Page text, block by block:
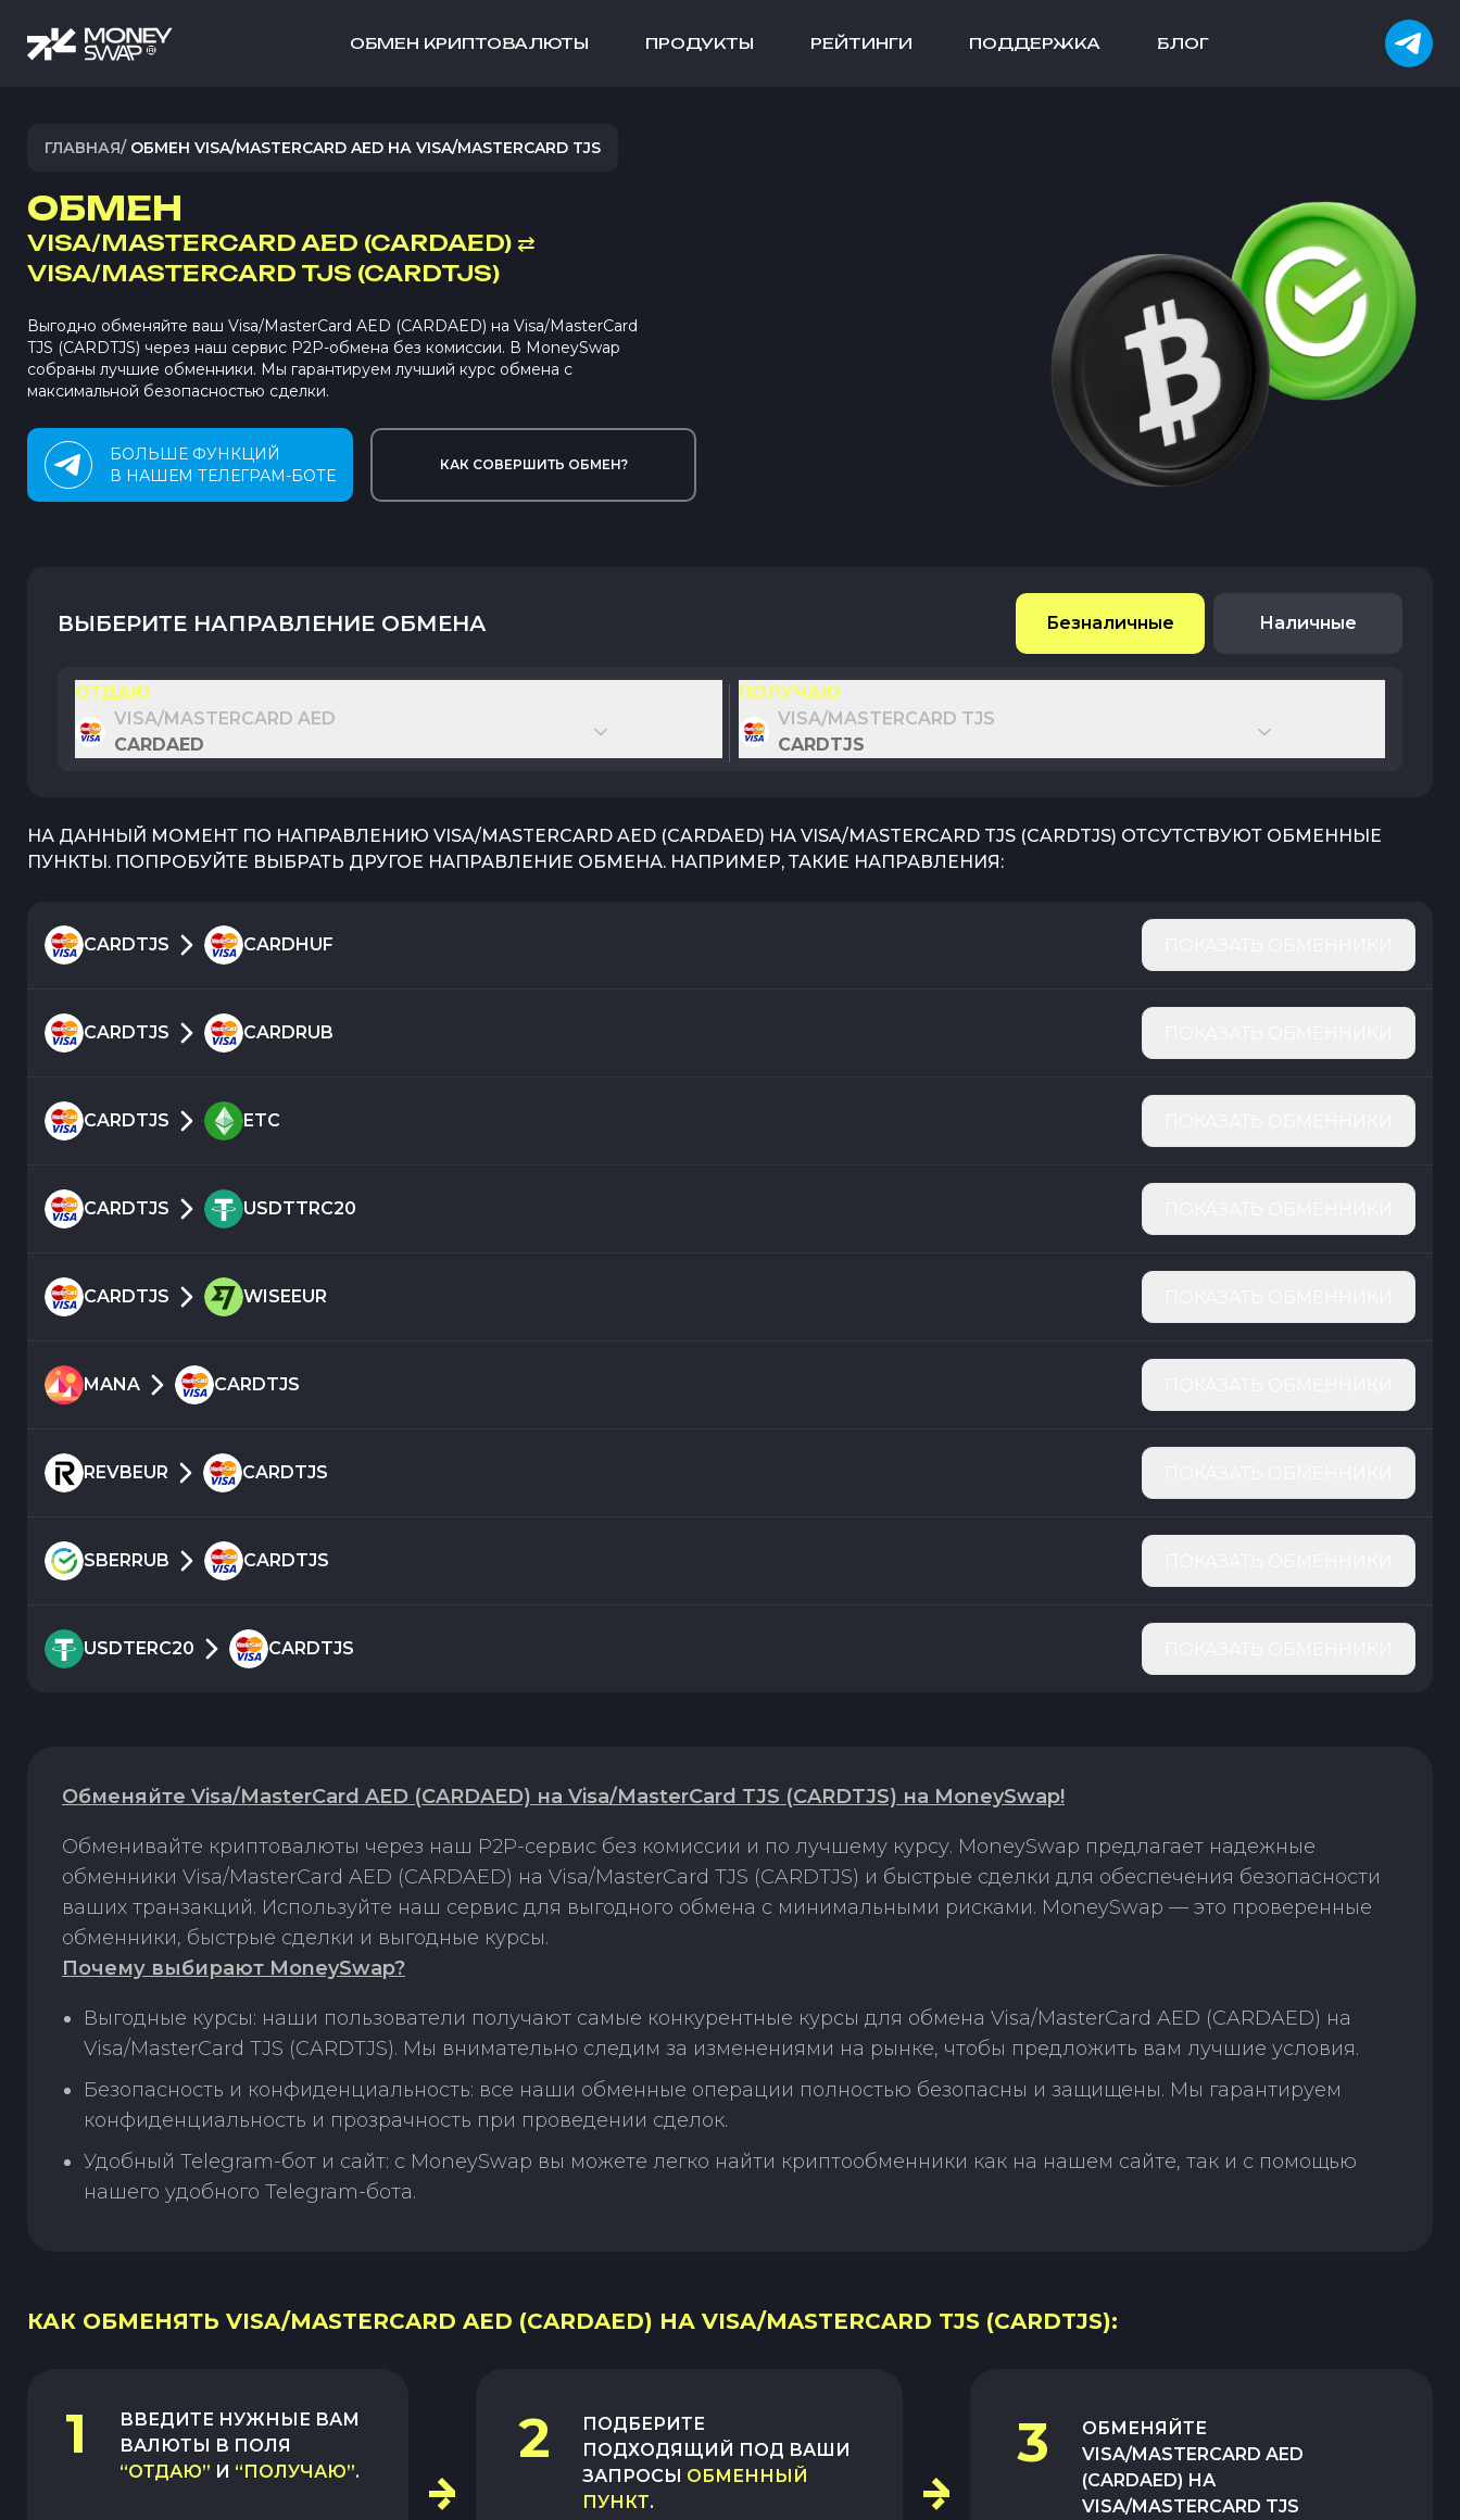
ОБМЕН КРИПТОВАЛЮТЫ ПРОДУКТЫ РЕЙТИНГИ ПОДДЕРЖКА БЛОГ
ГЛАВНАЯ/ ОБМЕН VISA/MASTERCARD AED НА VISA/MASTERCARD TJS
ОБМЕН
VISA/MASTERCARD AED (CARDAED) ⇄
VISA/MASTERCARD TJS (CARDTJS)
Выгодно обменяйте ваш Visa/MasterCard AED (CARDAED) на Visa/MasterCard
TJS (CARDTJS) через наш сервис P2P-обмена без комиссии. В MoneySwap
собраны лучшие обменники. Мы гарантируем лучший курс обмена с
максимальной безопасностью сделки.
БОЛЬШЕ ФУНКЦИЙ
В НАШЕМ ТЕЛЕГРАМ-БОТЕ
КАК СОВЕРШИТЬ ОБМЕН?
ВЫБЕРИТЕ НАПРАВЛЕНИЕ ОБМЕНА Безналичные Наличные
ОТДАЮ
VISA/MASTERCARD AED
CARDAED
ПОЛУЧАЮ
VISA/MASTERCARD TJS
CARDTJS
НА ДАННЫЙ МОМЕНТ ПО НАПРАВЛЕНИЮ VISA/MASTERCARD AED (CARDAED) НА VISA/MASTERCARD TJS (CARDTJS) ОТСУТСТВУЮТ ОБМЕННЫЕ
ПУНКТЫ. ПОПРОБУЙТЕ ВЫБРАТЬ ДРУГОЕ НАПРАВЛЕНИЕ ОБМЕНА. НАПРИМЕР, ТАКИЕ НАПРАВЛЕНИЯ:
CARDTJS CARDHUF
CARDTJS CARDRUB
CARDTJS ETC
CARDTJS USDTTRC20
CARDTJS WISEEUR
MANA CARDTJS
REVBEUR CARDTJS
SBERRUB CARDTJS
USDTERC20 CARDTJS
Обменяйте Visa/MasterCard AED (CARDAED) на Visa/MasterCard TJS (CARDTJS) на MoneySwap!
Обменивайте криптовалюты через наш P2P-сервис без комиссии и по лучшему курсу. MoneySwap предлагает надежные
обменники Visa/MasterCard AED (CARDAED) на Visa/MasterCard TJS (CARDTJS) и быстрые сделки для обеспечения безопасности
ваших транзакций. Используйте наш сервис для выгодного обмена с минимальными рисками. MoneySwap — это проверенные
обменники, быстрые сделки и выгодные курсы.
Почему выбирают MoneySwap?
Выгодные курсы: наши пользователи получают самые конкурентные курсы для обмена Visa/MasterCard AED (CARDAED) на
Visa/MasterCard TJS (CARDTJS). Мы внимательно следим за изменениями на рынке, чтобы предложить вам лучшие условия.
Безопасность и конфиденциальность: все наши обменные операции полностью безопасны и защищены. Мы гарантируем
конфиденциальность и прозрачность при проведении сделок.
Удобный Telegram-бот и сайт: с MoneySwap вы можете легко найти криптообменники как на нашем сайте, так и с помощью
нашего удобного Telegram-бота.
КАК ОБМЕНЯТЬ VISA/MASTERCARD AED (CARDAED) НА VISA/MASTERCARD TJS (CARDTJS):
1
ВВЕДИТЕ НУЖНЫЕ ВАМ
ВАЛЮТЫ В ПОЛЯ
“ОТДАЮ” И “ПОЛУЧАЮ”.
2
ПОДБЕРИТЕ
ПОДХОДЯЩИЙ ПОД ВАШИ
ЗАПРОСЫ ОБМЕННЫЙ
ПУНКТ.
3
ОБМЕНЯЙТЕ
VISA/MASTERCARD AED
(CARDAED) НА
VISA/MASTERCARD TJS